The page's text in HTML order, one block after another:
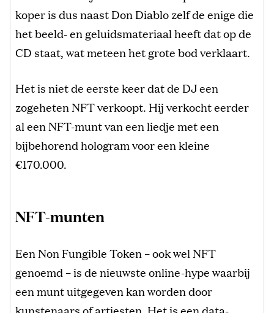
koper is dus naast Don Diablo zelf de enige die
het beeld- en geluidsmateriaal heeft dat op de
CD staat, wat meteen het grote bod verklaart.
Het is niet de eerste keer dat de DJ een
zogeheten NFT verkoopt. Hij verkocht eerder
al een NFT-munt van een liedje met een
bijbehorend hologram voor een kleine
€170.000.
NFT-munten
Een Non Fungible Token – ook wel NFT
genoemd – is de nieuwste online-hype waarbij
een munt uitgegeven kan worden door
kunstenaars of artiesten. Het is een data-